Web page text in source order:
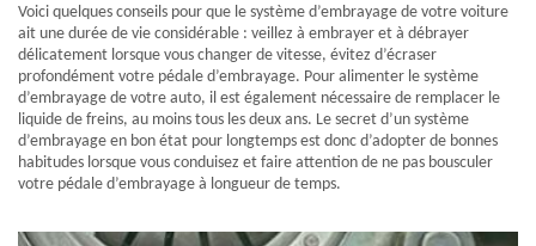
Voici quelques conseils pour que le système d’embrayage de votre voiture
ait une durée de vie considérable : veillez à embrayer et à débrayer
délicatement lorsque vous changer de vitesse, évitez d’écraser
profondément votre pédale d’embrayage. Pour alimenter le système
d’embrayage de votre auto, il est également nécessaire de remplacer le
liquide de freins, au moins tous les deux ans. Le secret d’un système
d’embrayage en bon état pour longtemps est donc d’adopter de bonnes
habitudes lorsque vous conduisez et faire attention de ne pas bousculer
votre pédale d’embrayage à longueur de temps.